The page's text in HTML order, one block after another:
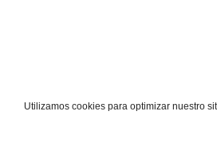
Utilizamos cookies para optimizar nuestro